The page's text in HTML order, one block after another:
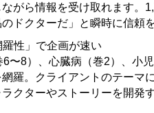
がら情報を受け取れます。
ドクターだ」と瞬時に信頼
性」で企画が速い
〜8）、心臓病（巻2）、小
羅。クライアントのテーマ
クターやストーリーを開発